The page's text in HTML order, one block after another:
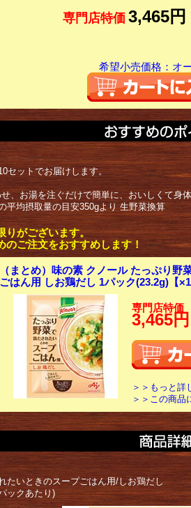
専門店特価 3,465円
希望小売価格：オ
セットでお届けします。
、お湯を注ぐだけで簡単に、おいしくて
平均摂取量の目安350gより 生野菜換算
りがございます。
のご注文をおすすめします！
（まとめ）味の素 クノール たっぷり野
ごはん用 しお鶏だし 1パック(23.2g)【
専門店特価
3,465円
＞＞もっと詳
＞＞この商品
たいときのスープごはん用/しお鶏だし
ックあたり)